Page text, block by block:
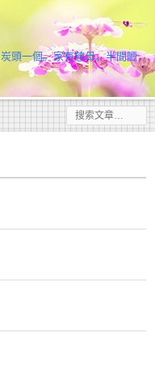
頭一個。家有慈母，半間陋